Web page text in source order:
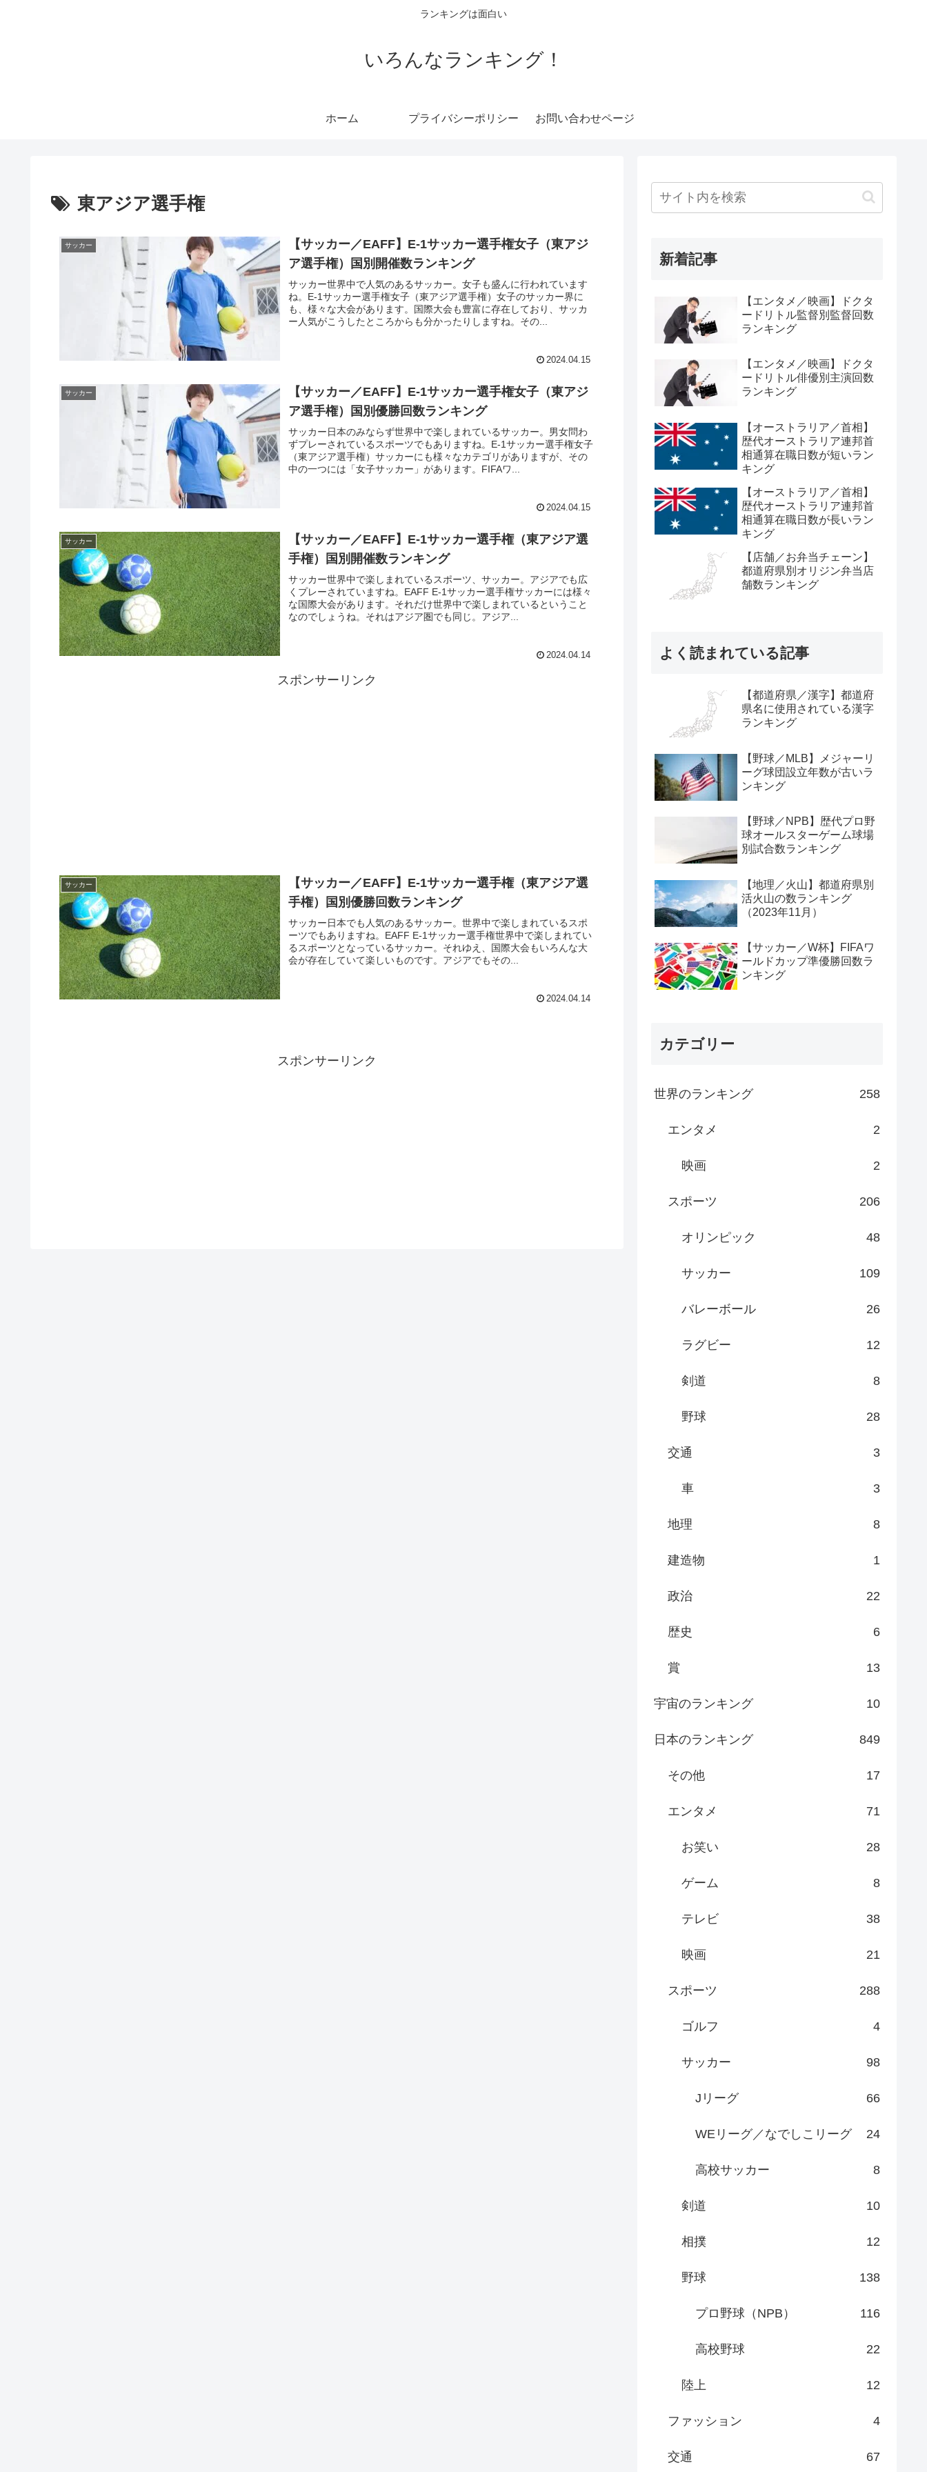
ランキングは面白い
いろんなランキング！
ホーム プライバシーポリシー お問い合わせページ
東アジア選手権
サッカー
【サッカー／EAFF】E-1サッカー選手権女子（東アジ
ア選手権）国別開催数ランキング
サッカー世界中で人気のあるサッカー。女子も盛んに行われています
ね。E-1サッカー選手権女子（東アジア選手権）女子のサッカー界に
も、様々な大会があります。国際大会も豊富に存在しており、サッカ
ー人気がこうしたところからも分かったりしますね。その...
2024.04.15
サッカー
【サッカー／EAFF】E-1サッカー選手権女子（東アジ
ア選手権）国別優勝回数ランキング
サッカー日本のみならず世界中で楽しまれているサッカー。男女問わ
ずプレーされているスポーツでもありますね。E-1サッカー選手権女子
（東アジア選手権）サッカーにも様々なカテゴリがありますが、その
中の一つには「女子サッカー」があります。FIFAワ...
2024.04.15
サッカー
【サッカー／EAFF】E-1サッカー選手権（東アジア選
手権）国別開催数ランキング
サッカー世界中で楽しまれているスポーツ、サッカー。アジアでも広
くプレーされていますね。EAFF E-1サッカー選手権サッカーには様々
な国際大会があります。それだけ世界中で楽しまれているということ
なのでしょうね。それはアジア圏でも同じ。アジア...
2024.04.14
スポンサーリンク
サッカー
【サッカー／EAFF】E-1サッカー選手権（東アジア選
手権）国別優勝回数ランキング
サッカー日本でも人気のあるサッカー。世界中で楽しまれているスポ
ーツでもありますね。EAFF E-1サッカー選手権世界中で楽しまれてい
るスポーツとなっているサッカー。それゆえ、国際大会もいろんな大
会が存在していて楽しいものです。アジアでもその...
2024.04.14
スポンサーリンク
新着記事
【エンタメ／映画】ドクタ
ードリトル監督別監督回数
ランキング
【エンタメ／映画】ドクタ
ードリトル俳優別主演回数
ランキング
【オーストラリア／首相】
歴代オーストラリア連邦首
相通算在職日数が短いラン
キング
【オーストラリア／首相】
歴代オーストラリア連邦首
相通算在職日数が長いラン
キング
【店舗／お弁当チェーン】
都道府県別オリジン弁当店
舗数ランキング
よく読まれている記事
【都道府県／漢字】都道府
県名に使用されている漢字
ランキング
【野球／MLB】メジャーリ
ーグ球団設立年数が古いラ
ンキング
【野球／NPB】歴代プロ野
球オールスターゲーム球場
別試合数ランキング
【地理／火山】都道府県別
活火山の数ランキング
（2023年11月）
【サッカー／W杯】FIFAワ
ールドカップ準優勝回数ラ
ンキング
カテゴリー
世界のランキング 258
エンタメ 2
映画 2
スポーツ 206
オリンピック 48
サッカー 109
バレーボール 26
ラグビー 12
剣道 8
野球 28
交通 3
車 3
地理 8
建造物 1
政治 22
歴史 6
賞 13
宇宙のランキング 10
日本のランキング 849
その他 17
エンタメ 71
お笑い 28
ゲーム 8
テレビ 38
映画 21
スポーツ 288
ゴルフ 4
サッカー 98
Jリーグ 66
WEリーグ／なでしこリーグ 24
高校サッカー 8
剣道 10
相撲 12
野球 138
プロ野球（NPB） 116
高校野球 22
陸上 12
ファッション 4
交通 67